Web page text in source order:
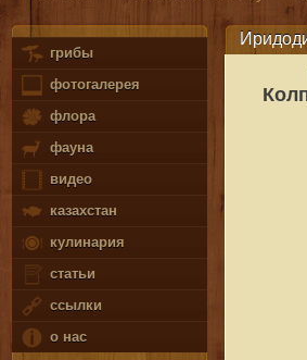
грибы
фотогалерея
флора
фауна
видео
казахстан
кулинария
статьи
ссылки
о нас